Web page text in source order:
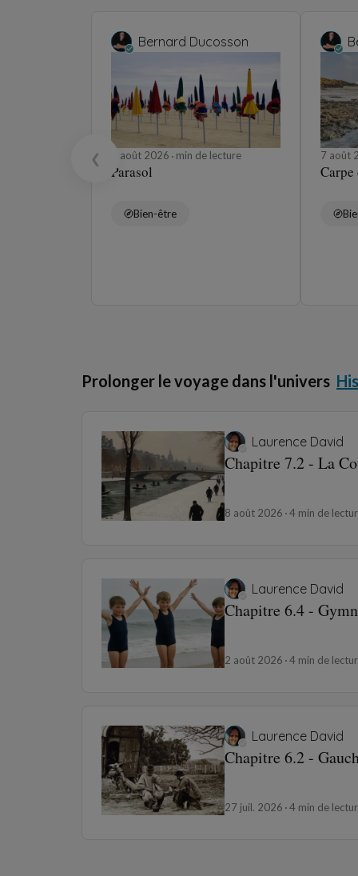
❮
Bernard Ducosson
8 août 2026 min de lecture
Parasol
Bien-être
7 août
Prolonger le voyage dans l'univers
Laurence David
Chapitre 7.2 - La
8 août 2026 4 min de
Laurence David
Chapitre 6.4 -
2 août 2026 4 min de
Laurence David
Chapitre 6.2 -
27 juil. 2026 4 min de